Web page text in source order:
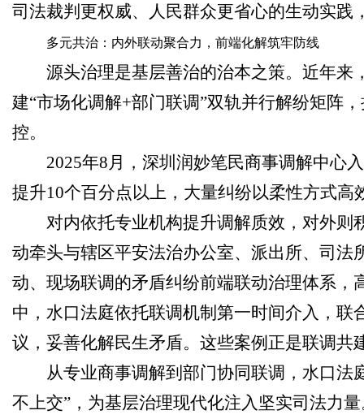
司法裁判更权威、人民群众更省心的生动实践
多元共治 ：内外联动聚合力，前端化解筑牢防线
源头治理是基层善治的治本之策。近年来
建“市场化调解+部门联调”双轨并行解纷矩阵
控。
2025年8月，深圳润妙笔民商事调解中心
提升10个百分点以上，大量纠纷以柔性方式
对内依托专业机构提升调解质效，对外则
动牵头与辖区平安法治办公室、派出所、司法
动、现场联调的矛盾纠纷前端联动治理体系
中，水口法庭依托联调机制第一时间介入，
议，妥善化解民生矛盾。这些案例正是联调共
从专业商事调解到部门协同联调，水口法
不上交”，为基层治理现代化注入坚实司法力